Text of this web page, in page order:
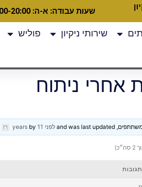
שעות עבודה: א-ה: 7:00-20:00 ו: 7:00-13:00
שירותי ניקיון פוליש
אחרי ניתוח
לפני 11 years by
תגובות